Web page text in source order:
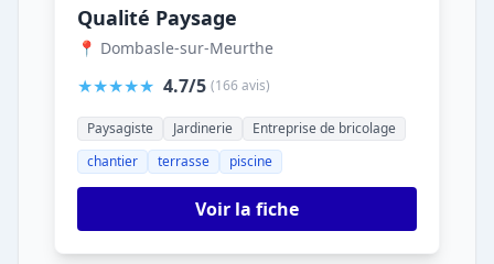
Qualité Paysage
📍 Dombasle-sur-Meurthe
★★★★★ 4.7/5 (166 avis)
Paysagiste Jardinerie
Entreprise de bricolage
chantier
terrasse piscine
Voir la fiche